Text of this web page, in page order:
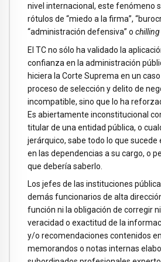
nivel internacional, este fenómeno
rótulos de “miedo a la firma”,
“administración defensiva” o
El TC no sólo ha validado la
confianza en la administración
hiciera la Corte Suprema en un
proceso de selección y delito de
incompatible, sino que lo ha
Es abiertamente inconstitucional
titular de una entidad pública, o
jerárquico, sabe todo lo que sucede
en las dependencias a su cargo, o
que debería saberlo.
Los jefes de las instituciones
demás funcionarios de alta
función ni la obligación de corregir
veracidad o exactitud de la
y/o recomendaciones contenidos
memorandos o notas internas